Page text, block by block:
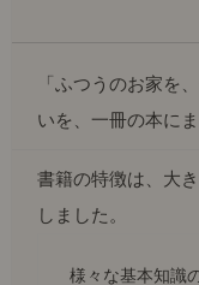
「ふつうのお家を
いを、一冊の本に
書籍の特徴は、大
しました。
様々な基本知識